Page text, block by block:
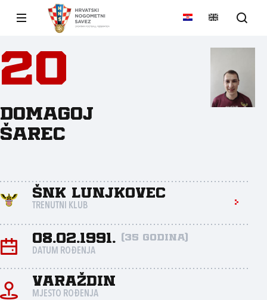
20
Domagoj
Šarec
ŠNK Lunjkovec
TRENUTNI KLUB
08.02.1991. (35 godina)
DATUM ROĐENJA
Varaždin
MJESTO ROĐENJA